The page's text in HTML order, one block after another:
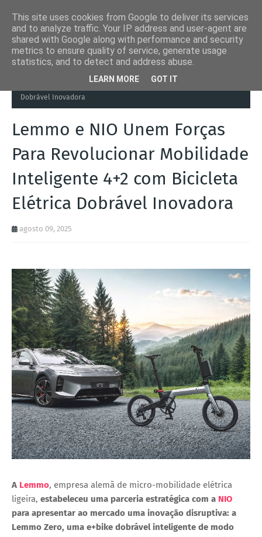
Autoads.pt
Lemmo e NIO Unem Forças Para
Dobrável Inovadora
Lemmo e NIO Unem Forças
Para Revolucionar Mobilidade
Inteligente 4+2 com Bicicleta
Elétrica Dobrável Inovadora
agosto 09, 2025
A Lemmo, empresa alemã de micro-mobilidade elétrica
ligeira, estabeleceu uma parceria estratégica com a NIO
para apresentar ao mercado uma inovação disruptiva: a
Lemmo Zero, uma e+bike dobrável inteligente de modo
This site uses cookies from Google to deliver its services
and to analyze traffic. Your IP address and user-agent are
shared with Google along with performance and security
metrics to ensure quality of service, generate usage
statistics, and to detect and address abuse.
LEARN MORE GOT IT